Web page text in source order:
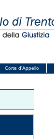
Corte d'Appello